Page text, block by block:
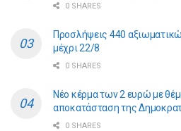
0 SHARES
Προσλήψεις 440
μέχρι 22/8
0 SHARES
Νέο κέρμα των 2 ευρώ με
αποκατάσταση της
0 SHARES